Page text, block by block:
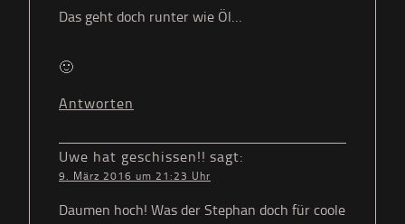
Das geht doch runter wie Öl…
🙂
Antworten
Uwe hat geschissen!! sagt:
9. März 2016 um 21:23 Uhr
Daumen hoch! Was der Stephan doch für coole